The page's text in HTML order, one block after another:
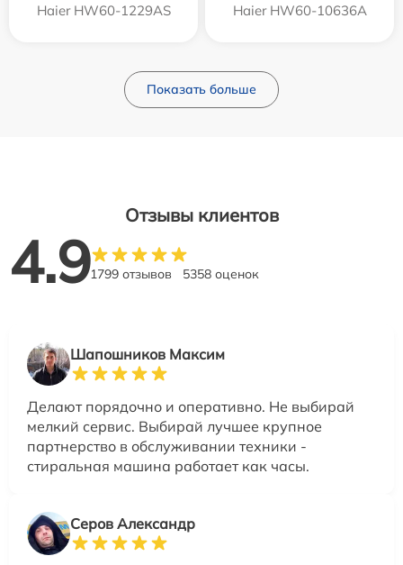
Haier HW60-1229AS Haier HW60-10636A
Показать больше
Отзывы клиентов
4.91799 отзывов 5358 оценок
Шапошников Максим
Делают порядочно и оперативно. Не выбирай
мелкий сервис. Выбирай лучшее крупное
партнерство в обслуживании техники -
стиральная машина работает как часы.
Серов Александр